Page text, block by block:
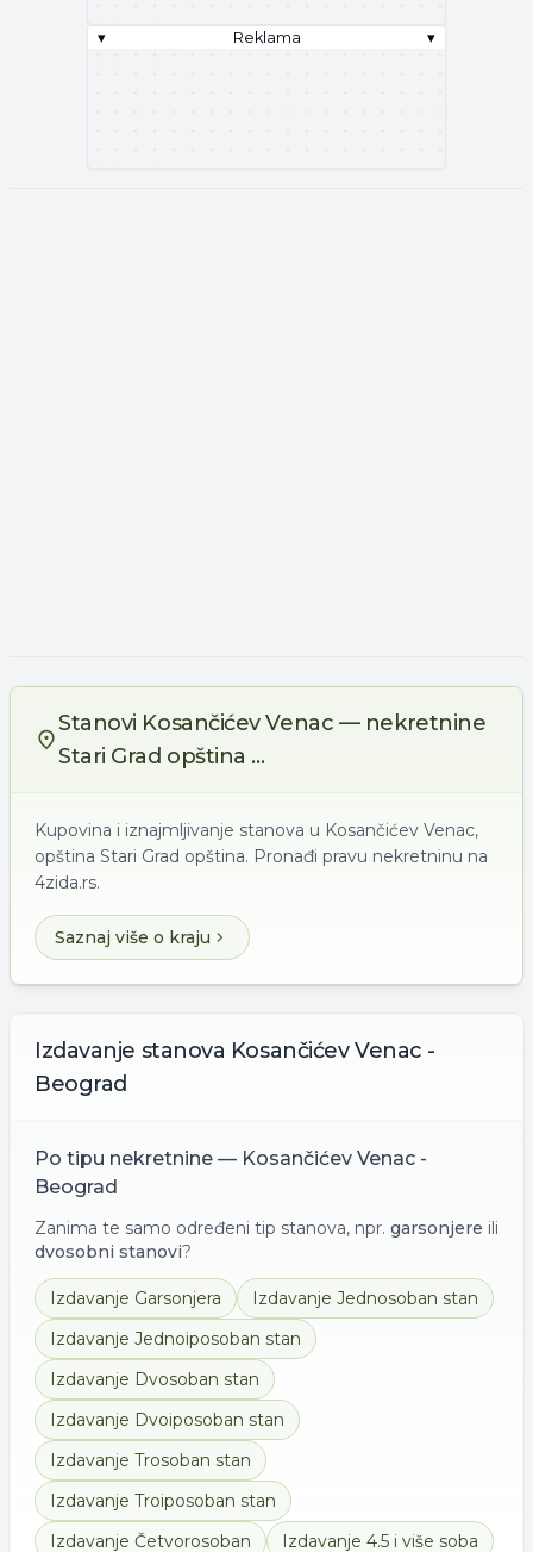
▾ Reklama ▾
Stanovi Kosančićev Venac — nekretnine
Stari Grad opština ...
Kupovina i iznajmljivanje stanova u Kosančićev Venac,
opština Stari Grad opština. Pronađi pravu nekretninu na
4zida.rs.
Saznaj više o kraju
Izdavanje stanova Kosančićev Venac -
Beograd
Po tipu nekretnine — Kosančićev Venac -
Beograd
Zanima te samo određeni tip stanova, npr. garsonjere ili
dvosobni stanovi?
Izdavanje Garsonjera Izdavanje Jednosoban stan
Izdavanje Jednoiposoban stan
Izdavanje Dvosoban stan
Izdavanje Dvoiposoban stan
Izdavanje Trosoban stan
Izdavanje Troiposoban stan
Izdavanje Četvorosoban Izdavanje 4.5 i više soba